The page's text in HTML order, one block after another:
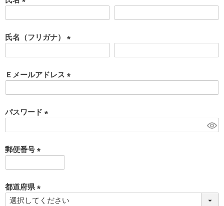
須
氏名（フリガナ）
須
Ｅメールアドレス
パスワード
郵便番号
須
)
都道府県
(